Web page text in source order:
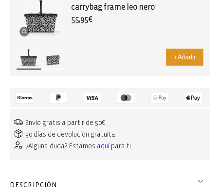
carrybag frame leo nero
55,95€
+Añadir
Envío gratis a partir de 50€
30 días de devolución gratuita
¿Alguna duda? Estamos aquí para ti.
DESCRIPCIÓN